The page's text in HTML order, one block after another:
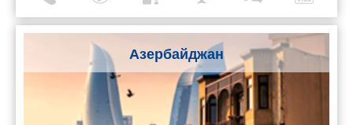
Азербайджан